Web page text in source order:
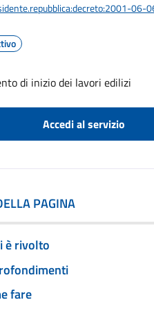
06-
di inizio dei lavori edilizi
Accedi al servizio
PAGINA
è rivolto
fare